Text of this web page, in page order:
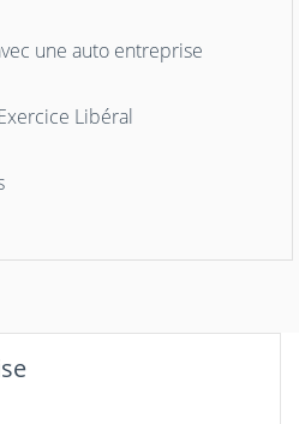
une auto entreprise
Libéral